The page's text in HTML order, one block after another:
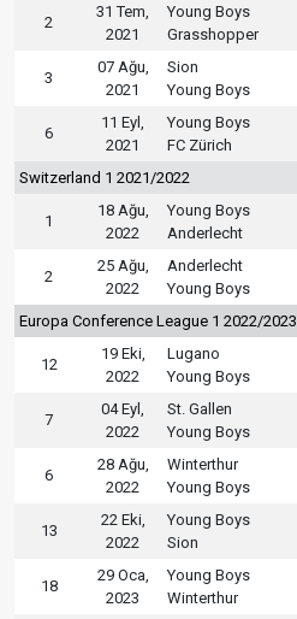
2
31 Tem,
2021
Young Boys
Grasshopper
3
07 Ağu,
2021
Sion
Young Boys
6
11 Eyl,
2021
Young Boys
FC Zürich
Switzerland 1 2021/2022
1
18 Ağu,
2022
Young Boys
Anderlecht
2
25 Ağu,
2022
Anderlecht
Young Boys
Europa Conference League 1 2022/2023
12
19 Eki,
2022
Lugano
Young Boys
7
04 Eyl,
2022
St. Gallen
Young Boys
6
28 Ağu,
2022
Winterthur
Young Boys
13
22 Eki,
2022
Young Boys
Sion
18
29 Oca,
2023
Young Boys
Winterthur